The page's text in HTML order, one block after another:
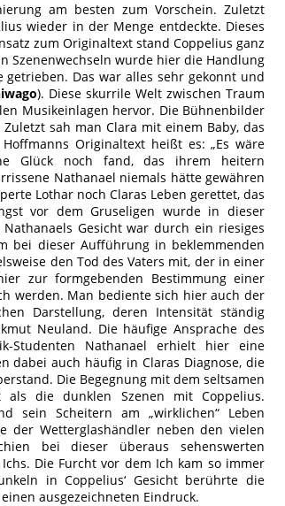
am besten zum Vorschein. Zuletzt
wieder in der Menge entdeckte. Dieses
zum Originaltext stand Coppelius ganz
Szenenwechseln wurde hier die Handlung
Das war alles sehr gekonnt und
). Diese skurrile Welt zwischen Traum
Musikeinlagen hervor. Die Bühnenbilder
sah man Clara mit einem Baby, das
Originaltext heißt es: „Es wäre
Glück noch fand, das ihrem heitern
Nathanael niemals hätte gewähren
Lothar noch Claras Leben gerettet, das
vor dem Gruseligen wurde in dieser
Gesicht war durch ein riesiges
bei dieser Aufführung in beklemmenden
den Tod des Vaters mit, der in einer
zur formgebenden Bestimmung einer
werden. Man bediente sich hier auch der
Darstellung, deren Intensität ständig
Neuland. Die häufige Ansprache des
Studenten Nathanael erhielt hier eine
dabei auch häufig in Claras Diagnose, die
Die Begegnung mit dem seltsamen
als die dunklen Szenen mit Coppelius.
sein Scheitern am „wirklichen“ Leben
der Wetterglashändler neben den vielen
bei dieser überaus sehenswerten
Die Furcht vor dem Ich kam so immer
in Coppelius‘ Gesicht berührte die
ausgezeichneten Eindruck.